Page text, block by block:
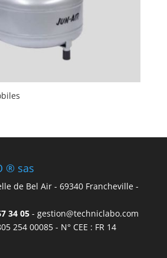
® sas
de Bel Air - 69340 Francheville -
34 05 - gestion@techniclabo.com
254 00085 - N° CEE : FR 14